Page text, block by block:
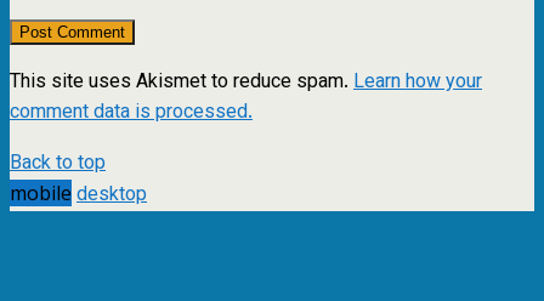
This site uses Akismet to reduce spam. Learn how your
comment data is processed.
Back to top
mobile desktop